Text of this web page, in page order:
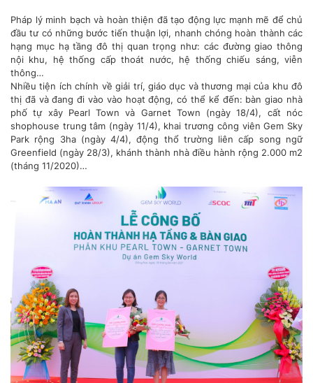
Pháp lý minh bạch và hoàn thiện đã tạo động lực mạnh mẽ để chủ
đầu tư có những bước tiến thuận lợi, nhanh chóng hoàn thành các
hạng mục hạ tầng đô thị quan trọng như: các đường giao thông
nội khu, hệ thống cấp thoát nước, hệ thống chiếu sáng, viễn
thông…
Nhiều tiện ích chính về giải trí, giáo dục và thương mại của khu đô
thị đã và đang đi vào vào hoạt động, có thể kể đến: bàn giao nhà
phố tự xây Pearl Town và Garnet Town (ngày 18/4), cất nóc
shophouse trung tâm (ngày 11/4), khai trương công viên Gem Sky
Park rộng 3ha (ngày 4/4), động thổ trường liên cấp song ngữ
Greenfield (ngày 28/3), khánh thành nhà điều hành rộng 2.000 m2
(tháng 11/2020)…